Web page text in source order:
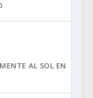
AL SOL EN